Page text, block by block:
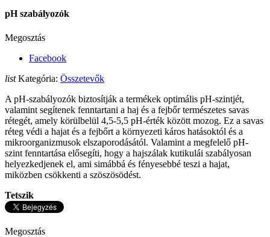
pH szabályozók
Megosztás
Facebook
list Kategória: Összetevők
A pH-szabályozók biztosítják a termékek optimális pH-szintjét,
valamint segítenek fenntartani a haj és a fejbőr természetes savas
rétegét, amely körülbelül 4,5-5,5 pH-érték között mozog. Ez a savas
réteg védi a hajat és a fejbőrt a környezeti káros hatásoktól és a
mikroorganizmusok elszaporodásától. Valamint a megfelelő pH-
szint fenntartása elősegíti, hogy a hajszálak kutikulái szabályosan
helyezkedjenek el, ami simábbá és fényesebbé teszi a hajat,
miközben csökkenti a szöszösödést.
Tetszik
Megosztás